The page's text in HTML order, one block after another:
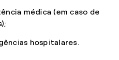
médica (em caso de
hospitalares.